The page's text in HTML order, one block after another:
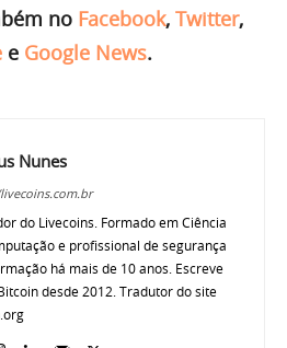
no Facebook, Twitter,
e Google News.
Nunes
do Livecoins. Formado em Ciência
e profissional de segurança
há mais de 10 anos. Escreve
desde 2012. Tradutor do site